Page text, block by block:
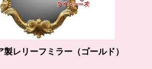
レリーフミラー（ゴールド）